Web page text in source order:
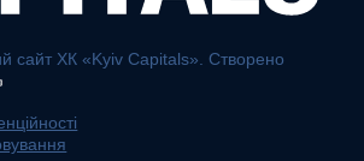
сайт ХК «Kyiv Capitals». Створено